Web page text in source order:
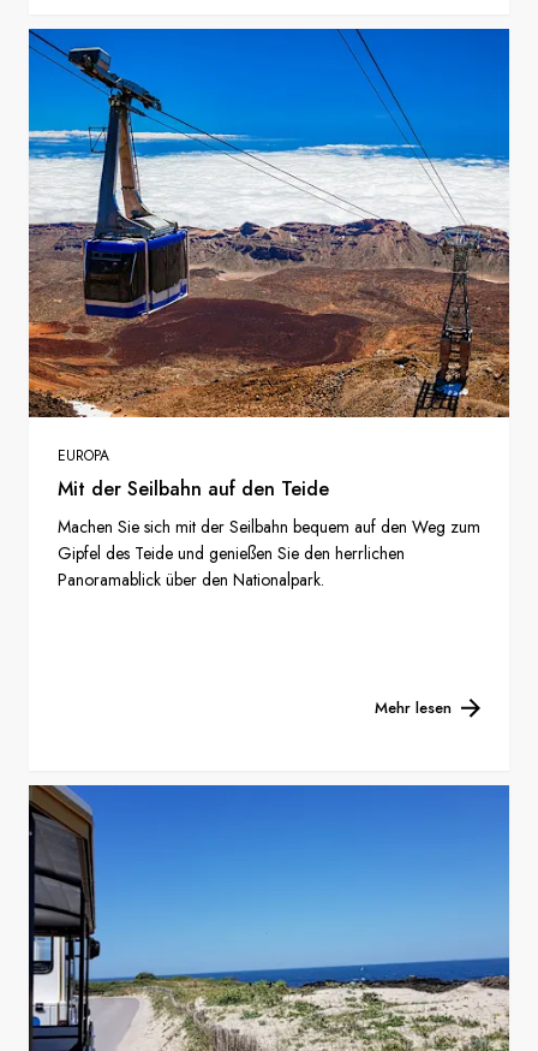
EUROPA
Mit der Seilbahn auf den Teide
Machen Sie sich mit der Seilbahn bequem auf den Weg zum
Gipfel des Teide und genießen Sie den herrlichen
Panoramablick über den Nationalpark.
Mehr lesen